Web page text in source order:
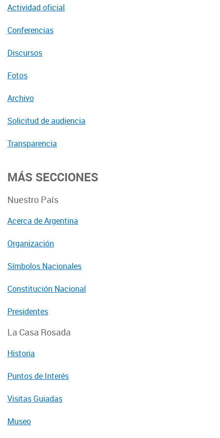
Actividad oficial
Conferencias
Discursos
Fotos
Archivo
Solicitud de audiencia
Transparencia
MÁS SECCIONES
Nuestro País
Acerca de Argentina
Organización
Símbolos Nacionales
Constitución Nacional
Presidentes
La Casa Rosada
Historia
Puntos de Interés
Visitas Guiadas
Museo